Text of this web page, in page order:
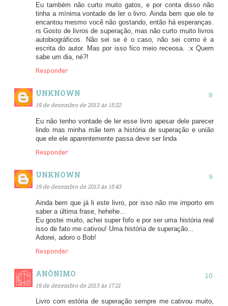
Eu também não curto muito gatos, e por conta disso não
tinha a mínima vontade de ler o livro. Ainda bem que ele te
encantou mesmo você não gostando, então há esperanças.
rs Gosto de livros de superação, mas não curto muito livros
autobiográficos. Não sei se é o caso, não sei como é a
escrita do autor. Mas por isso fico meio receosa. :x Quem
sabe um dia, né?!
Responder
UNKNOWN
19 de dezembro de 2013 às 15:22
Eu não tenho vontade de ler esse livro apesar dele parecer
lindo mas minha mãe tem a história de superação e união
que ele ele aparentemente passa deve ser linda
Responder
UNKNOWN
19 de dezembro de 2013 às 15:43
Ainda bem que já li este livro, por isso não me importo em
saber a última frase, hehehe...
Eu gostei muito, achei super fofo e por ser uma história real
isso de fato me cativou! Uma história de superação...
Adorei, adoro o Bob!
Responder
ANÔNIMO
19 de dezembro de 2013 às 17:21
Livro com estória de superação sempre me cativou muito,